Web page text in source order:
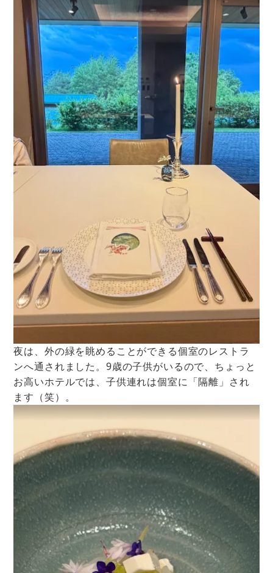
夜は、外の緑を眺めることができる個室のレストラ
ンへ通されました。9歳の子供がいるので、ちょっと
お高いホテルでは、子供連れは個室に「隔離」され
ます（笑）。